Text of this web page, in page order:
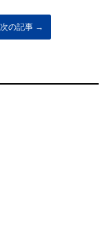
次の記事 →